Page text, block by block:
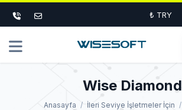
₺ TRY
Wise Diamond
Anasayfa İleri Seviye İşletmeler İçin